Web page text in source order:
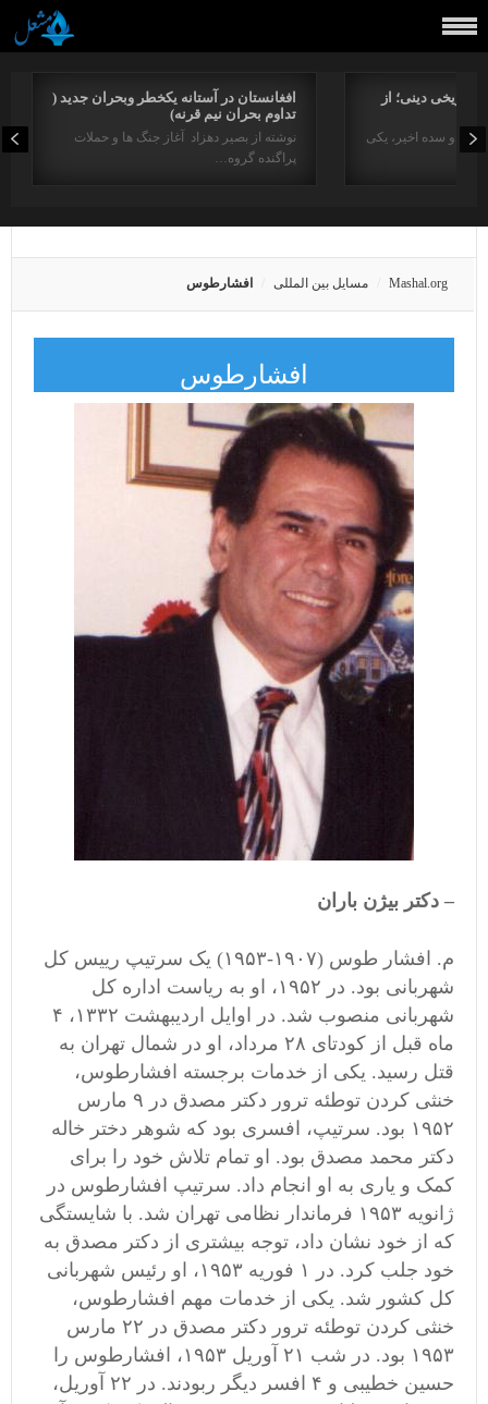
افغانستان در آستانه یکخطر وبحران جدید (
تداوم بحران نیم قرنه)
نوشته از بصیر دهزاد آغاز جنگ ها و حملات
پراگنده گروه…
دینی؛ از
در دو سده اخیر، یکی
Mashal.org مسایل بین المللی افشارطوس
افشارطوس
– دکتر بیژن باران
م. افشار طوس (۱۹۰۷-۱۹۵۳) یک سرتیپ رییس کل
شهربانی بود. در ۱۹۵۲، او به ریاست اداره کل
شهربانی منصوب شد. در اوایل اردیبهشت ۱۳۳۲، ۴
ماه قبل از کودتای ۲۸ مرداد، او در شمال تهران به
قتل رسید. یکی از خدمات برجسته افشارطوس،
خنثی کردن توطئه ترور دکتر مصدق در ۹ مارس
۱۹۵۲ بود. سرتیپ، افسری بود که شوهر دختر خاله
دکتر محمد مصدق بود. او تمام تلاش خود را برای
کمک و یاری به او انجام داد. سرتیپ افشارطوس در
ژانویه ۱۹۵۳ فرماندار نظامی تهران شد. با شایستگی
که از خود نشان داد، توجه بیشتری از دکتر مصدق به
خود جلب کرد. در ۱ فوریه ۱۹۵۳، او رئیس شهربانی
کل کشور شد. یکی از خدمات مهم افشارطوس،
خنثی کردن توطئه ترور دکتر مصدق در ۲۲ مارس
۱۹۵۳ بود. در شب ۲۱ آوریل ۱۹۵۳، افشارطوس را
حسین خطیبی و ۴ افسر دیگر ربودند. در ۲۲ آوریل،